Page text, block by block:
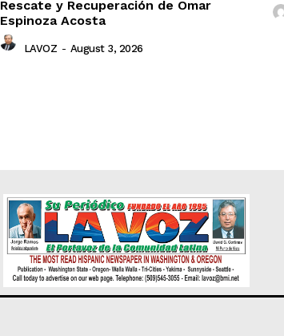
Rescate y Recuperación de Omar
Espinoza Acosta
LAVOZ - August 3, 2026